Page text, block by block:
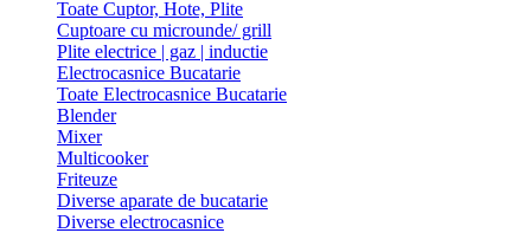
Toate Cuptor, Hote, Plite
Cuptoare cu microunde/ grill
Plite electrice | gaz | inductie
Electrocasnice Bucatarie
Toate Electrocasnice Bucatarie
Blender
Mixer
Multicooker
Friteuze
Diverse aparate de bucatarie
Diverse electrocasnice